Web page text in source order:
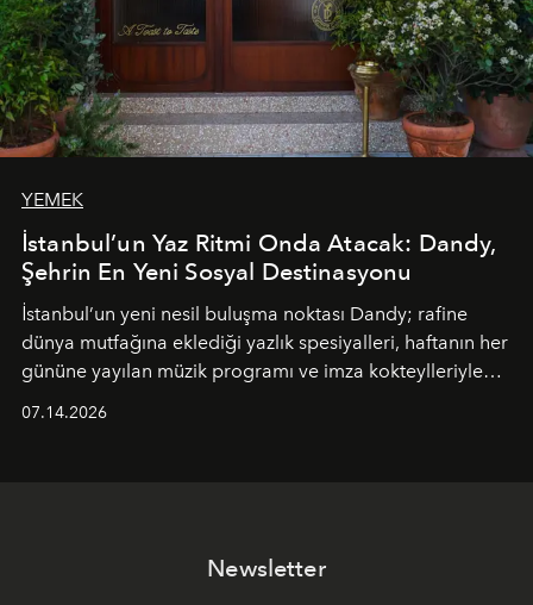
YEMEK
İstanbul’un Yaz Ritmi Onda Atacak: Dandy,
Şehrin En Yeni Sosyal Destinasyonu
İstanbul’un yeni nesil buluşma noktası Dandy; rafine
dünya mutfağına eklediği yazlık spesiyalleri, haftanın her
gününe yayılan müzik programı ve imza kokteylleriyle
07.14.2026
Newsletter